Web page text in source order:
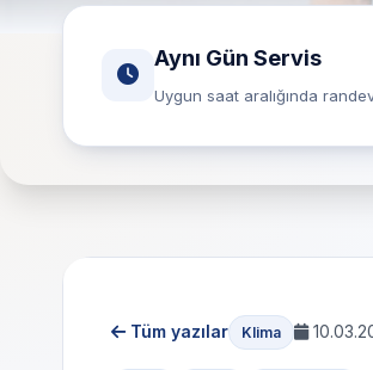
Aynı Gün Servis
Uygun saat aralığında
Tüm yazılar Klima